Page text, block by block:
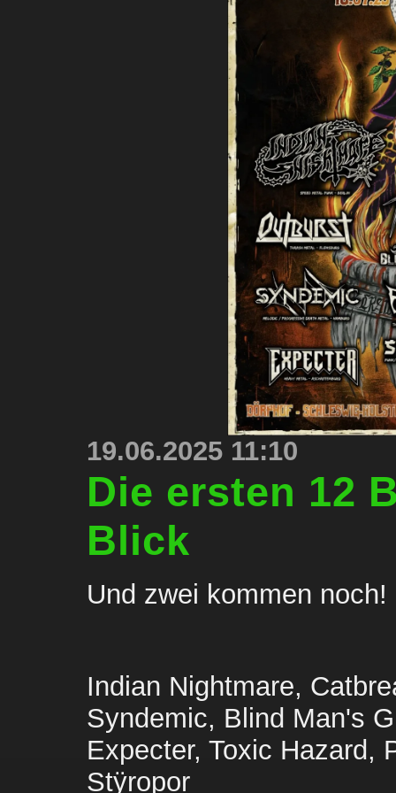
19.06.2025 11:10
Die ersten 12
Blick
Und zwei kommen noch!
Indian Nightmare,
Syndemic, Blind Man's
Expecter, Toxic Hazard,
Stÿropor